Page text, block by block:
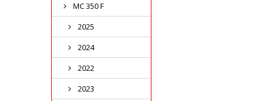
MC 350 F
2025
2024
2022
2023